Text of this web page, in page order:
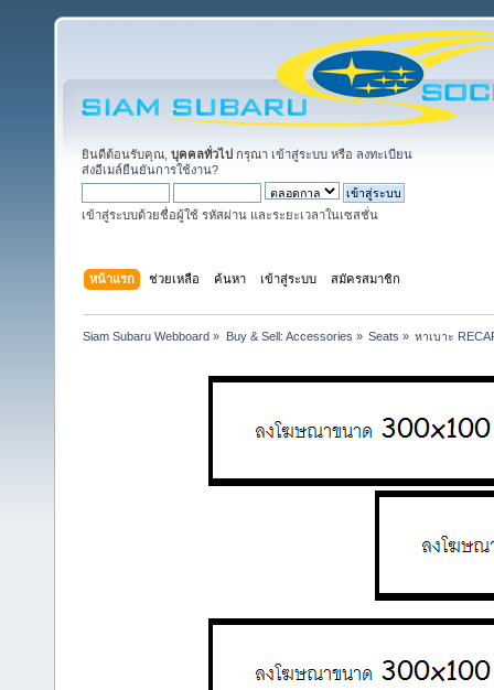
ยินดีต้อนรับคุณ, บุคคลทั่วไป กรุณา เข้าสู่ระบบ หรือ ลงทะเบียน
ส่งอีเมล์ยืนยันการใช้งาน?
เข้าสู่ระบบด้วยชื่อผู้ใช้ รหัสผ่าน และระยะเวลาในเซสชั่น
หน้าแรก ช่วยเหลือ ค้นหา เข้าสู่ระบบ สมัครสมาชิก
Siam Subaru Webboard » Buy & Sell: Accessories » Seats » หาเบาะ